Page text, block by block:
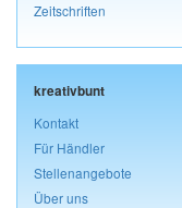
Zeitschriften
kreativbunt
Kontakt
Für Händler
Stellenangebote
Über uns